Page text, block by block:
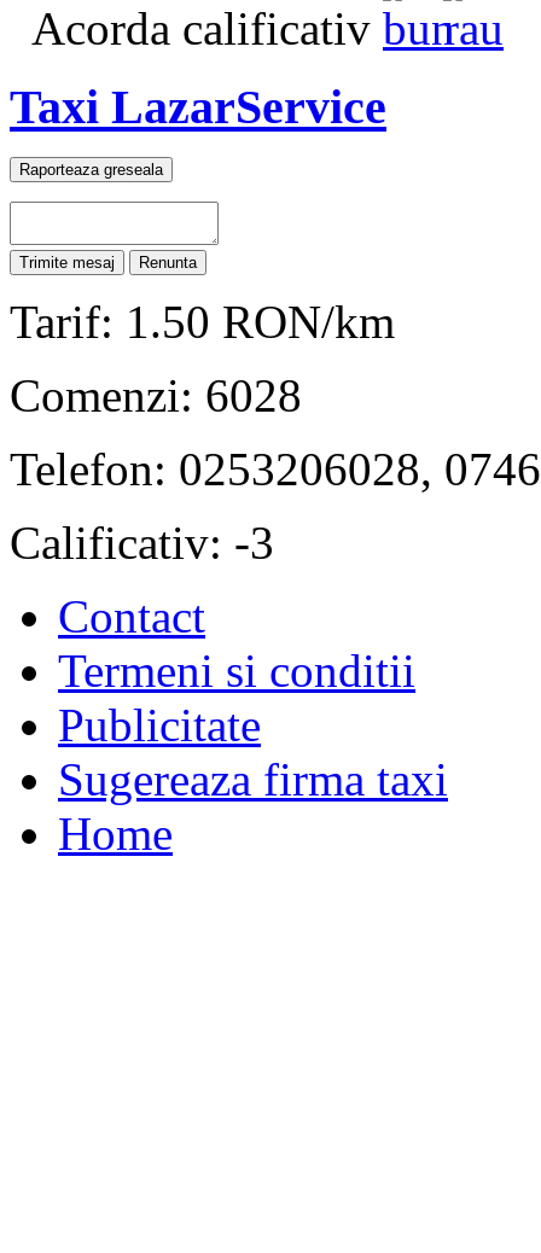
Acorda calificativ
Taxi LazarService
Tarif: 1.50 RON/km
Comenzi: 6028
Telefon: 0253206028,
Calificativ: -3
Contact
Termeni si conditii
Publicitate
Sugereaza firma taxi
Home